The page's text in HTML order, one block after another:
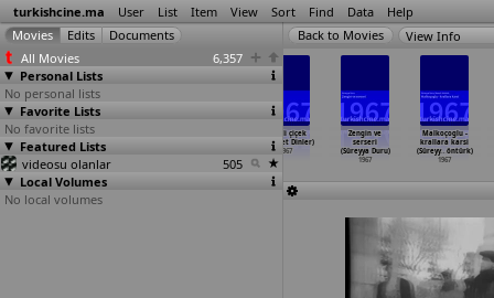
turkishcine.ma User List Item View Sort Find Data Help
All Movies
6,357
Personal Lists
No personal lists
Favorite Lists
No favorite lists
Featured Lists
videosu olanlar
505
Local Volumes
No local volumes
View Info
Serseriler
krali (Mehmet
Dinler)
Zehirli çiçek
(Mehmet Dinler)
1967
Zengin ve
serseri
(Süreyya Duru)
1967
Malkoçoglu -
krallara karsi
(Süreyy… öntürk)
1967